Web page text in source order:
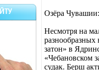
Озёра
Несмотря на
затон» в
«Чебановском
судак. Берш